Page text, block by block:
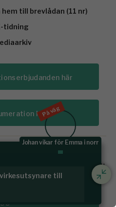
till brevlådan (11 nr)
tidning
här
här
Skogen? Då loggar du
konto här:
På väg
Johan vikar för Emma i norr
virkesutsynare till